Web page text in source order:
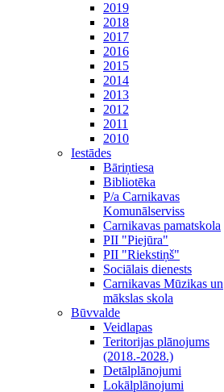
2019
2018
2017
2016
2015
2014
2013
2012
2011
2010
Iestādes
Bāriņtiesa
Bibliotēka
P/a Carnikavas
Komunālserviss
Carnikavas pamatskola
PII "Piejūra"
PII "Riekstiņš"
Sociālais dienests
Carnikavas Mūzikas un
mākslas skola
Būvvalde
Veidlapas
Teritorijas plānojums
(2018.-2028.)
Detālplānojumi
Lokālplānojumi